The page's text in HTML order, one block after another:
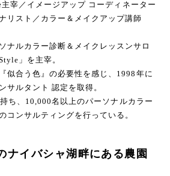
宰／イメージアップ コーディネーター
リスト／カラー＆メイクアップ講師
ナルカラー診断＆メイクレッスンサロ
」を主宰。
似合う色』の必要性を感じ、1998年に
サルタント 認定を取得。
ち、10,000名以上のパーソナルカラー
コンサルティングを行っている。
ナイバシャ湖畔にある農園